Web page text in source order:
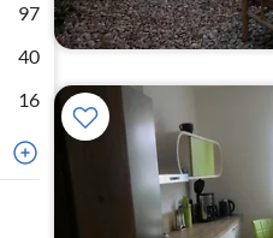
97
40
16